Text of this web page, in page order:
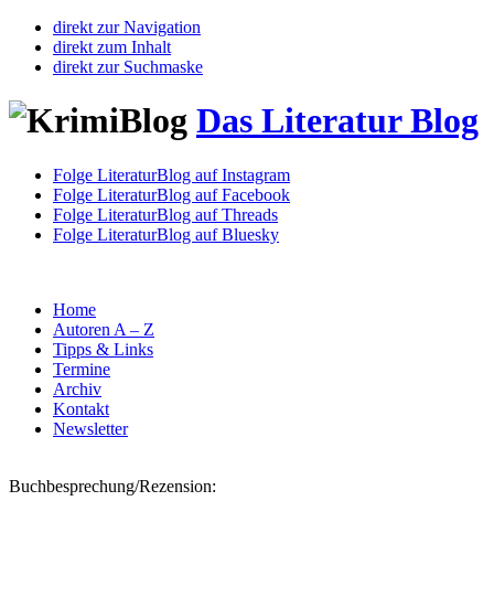
direkt zur Navigation
direkt zum Inhalt
direkt zur Suchmaske
Das Literatur Blog
Folge LiteraturBlog auf Instagram
Folge LiteraturBlog auf Facebook
Folge LiteraturBlog auf Threads
Folge LiteraturBlog auf Bluesky
Home
Autoren A – Z
Tipps & Links
Termine
Archiv
Kontakt
Newsletter
Buchbesprechung/Rezension: